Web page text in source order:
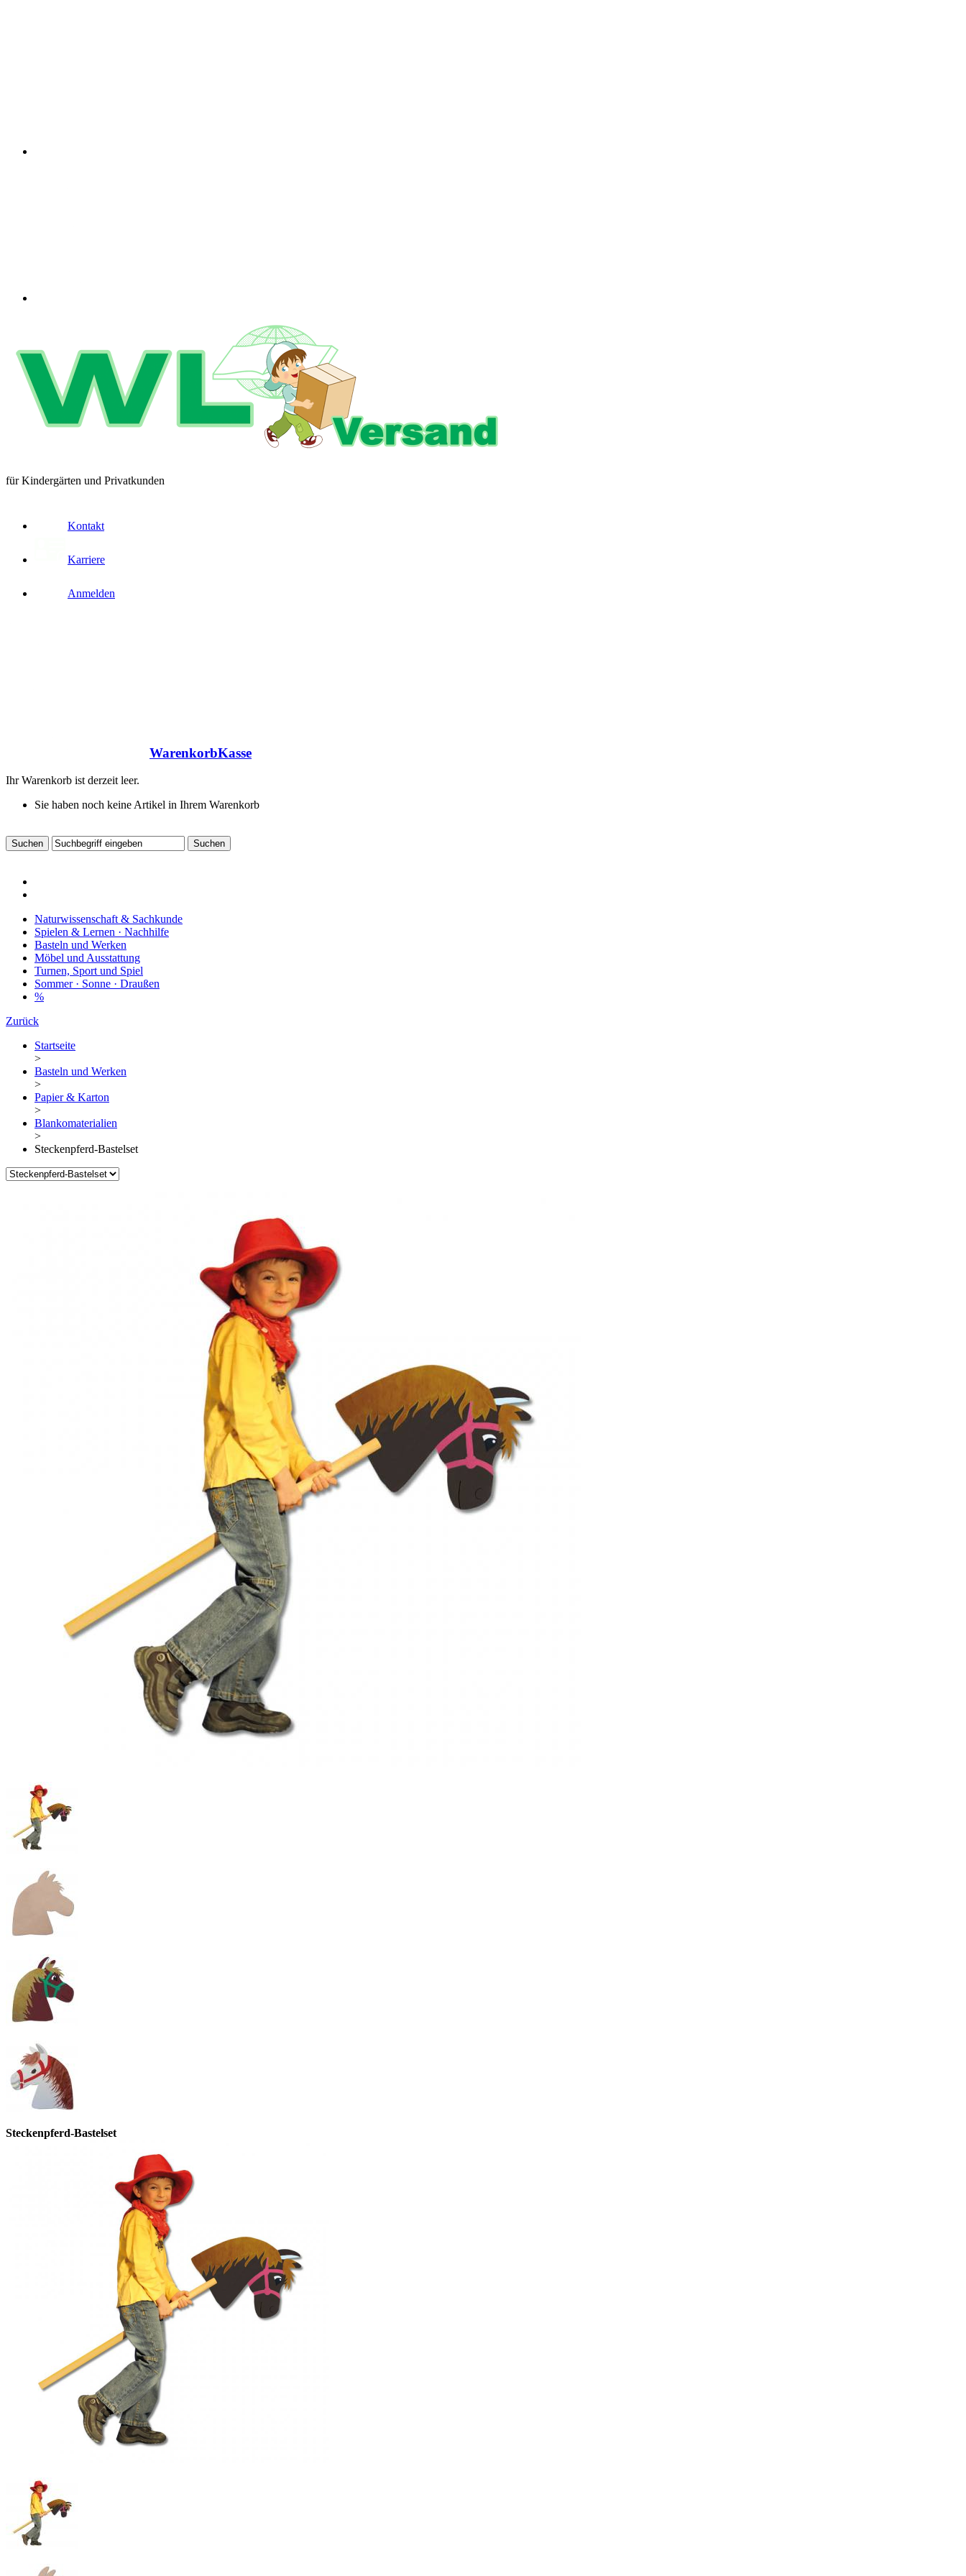
für Kindergärten und Privatkunden
Kontakt
Karriere
Anmelden
WarenkorbKasse
Ihr Warenkorb ist derzeit leer.
Sie haben noch keine Artikel in Ihrem Warenkorb
Naturwissenschaft & Sachkunde
Spielen & Lernen · Nachhilfe
Basteln und Werken
Möbel und Ausstattung
Turnen, Sport und Spiel
Sommer · Sonne · Draußen
%
Zurück
Startseite
>
Basteln und Werken
>
Papier & Karton
>
Blankomaterialien
>
Steckenpferd-Bastelset
Steckenpferd-Bastelset